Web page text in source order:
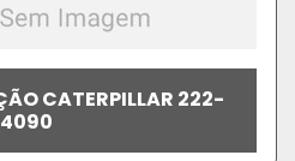
CATERPILLAR 222-
4090